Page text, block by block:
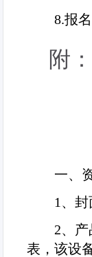
8.报
附：
一、
1 、
2、
表，该设